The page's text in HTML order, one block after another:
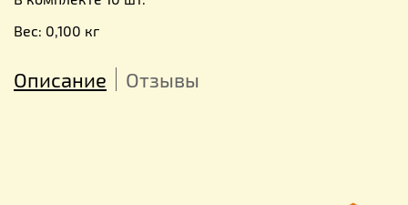
Вес: 0,100 кг
Описание Отзывы